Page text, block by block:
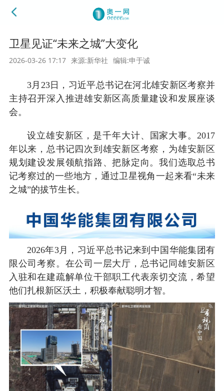
卫星见证“未来之城”大变化
2026-03-26 17:17 来源:新华社 编辑:申于诚
3月23日，习近平总书记在河北雄安新区考察并
主持召开深入推进雄安新区高质量建设和发展座谈
会。
设立雄安新区，是千年大计、国家大事。2017
年以来，总书记四次到雄安新区考察，为雄安新区
规划建设发展领航指路、把脉定向。我们选取总书
记考察过的一些地方，通过卫星视角一起来看“未来
之城”的拔节生长。
2026年3月，习近平总书记来到中国华能集团有
限公司考察。在公司一层大厅，总书记同雄安新区
入驻和在建疏解单位干部职工代表亲切交流，希望
他们扎根新区沃土，积极奉献聪明才智。